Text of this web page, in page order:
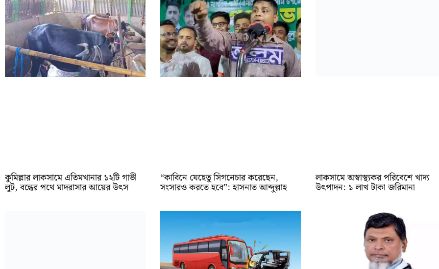
কুমিল্লার লাকসামে এতিমখানার ১২টি গাভী
লুট, বন্ধের পথে মাদরাসার আয়ের উৎস
“কাবিনে যেহেতু সিগনেচার করেছেন,
সংসারও করতে হবে”: হাসনাত আব্দুল্লাহ
লাকসামে অস্বাস্থ্যকর পরিবেশে খাদ্য
উৎপাদন: ১ লাখ টাকা জরিমানা